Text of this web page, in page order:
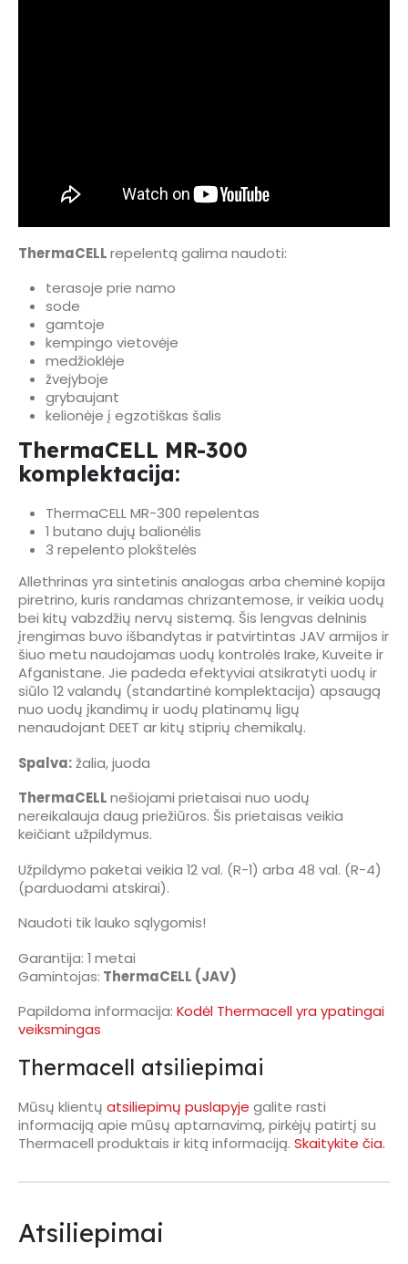
ThermaCELLrepelentą galima naudoti:
terasoje prie namo
sode
gamtoje
kempingo vietovėje
medžioklėje
žvejyboje
grybaujant
kelionėje į egzotiškas šalis
ThermaCELL MR-300
komplektacija:
ThermaCELL MR-300 repelentas
1 butano dujų balionėlis
3 repelento plokštelės
Allethrinas yra sintetinis analogas arba cheminė kopija
piretrino, kuris randamas chrizantemose, ir veikia uodų
bei kitų vabzdžių nervų sistemą. Šis lengvas delninis
įrengimas buvo išbandytas ir patvirtintas JAV armijos ir
šiuo metu naudojamas uodų kontrolės Irake, Kuveite ir
Afganistane. Jie padeda efektyviai atsikratyti uodų ir
siūlo 12 valandų (standartinė komplektacija) apsaugą
nuo uodų įkandimų ir uodų platinamų ligų
nenaudojant DEET ar kitų stiprių chemikalų.
Spalva:žalia, juoda
ThermaCELLnešiojami prietaisai nuo uodų
nereikalauja daug priežiūros. Šis prietaisas veikia
keičiant užpildymus.
Užpildymo paketai veikia 12 val. (R-1) arba 48 val. (R-4)
(parduodami atskirai).
Naudoti tik lauko sąlygomis!
Garantija: 1 metai
Gamintojas: ThermaCELL (JAV)
Papildoma informacija: Kodėl Thermacell yra ypatingai
veiksmingas
Thermacell atsiliepimai
Mūsų klientų atsiliepimų puslapyje galite rasti
informaciją apie mūsų aptarnavimą, pirkėjų patirtį su
Thermacell produktais ir kitą informaciją. Skaitykite čia.
Atsiliepimai